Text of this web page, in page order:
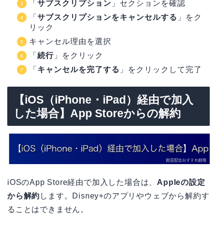
「 サブスクリプション 」セクションを確認
「 サブスクリプションをキャンセルする 」をク
リック
キャンセル理由を選択
「 続行 」をクリック
「 キャンセルを完了する 」をクリックして完了
【iOS（iPhone・iPad）経由で加入
した場合】App Storeからの解約
iOSのApp Store経由で加入した場合は、 Appleの設定
から解約 します。Disney+のアプリやウェブから解約す
ることはできません。